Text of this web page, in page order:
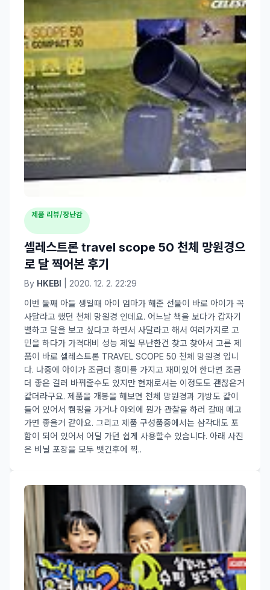
제품 리뷰/장난감
셀레스트론 travel scope 50 천체 망원경으
로 달 찍어본 후기
By HKEBI | 2020. 12. 2. 22:29
이번 둘째 아들 생일때 아이 엄마가 해준 선물이 바로 아이가 꼭
사달라고 했던 천체 망원경 인데요. 어느날 책을 보다가 갑자기
별하고 달을 보고 싶다고 하면서 사달라고 해서 여러가지로 고
민을 하다가 가격대비 성능 제일 무난한건 찾고 찾아서 고른 제
품이 바로 셀레스트론 TRAVEL SCOPE 50 천체 망원경 입니
다. 나중에 아이가 조금더 흥미를 가지고 재미있어 한다면 조금
더 좋은 걸러 바꿔줄수도 있지만 현재로서는 이정도도 괜찮은거
같더라구요. 제품을 개봉을 해보면 천체 망원경과 가방도 같이
들어 있어서 캠핑을 가거나 야외에 뭔가 관찰을 하러 갈때 메고
가면 좋을거 같아요. 그리고 제품 구성품중에서는 삼각대도 포
함이 되어 있어서 어딜 가던 쉽게 사용할수 있습니다. 아래 사진
은 비닐 포장을 모두 뱃긴후에 찍..